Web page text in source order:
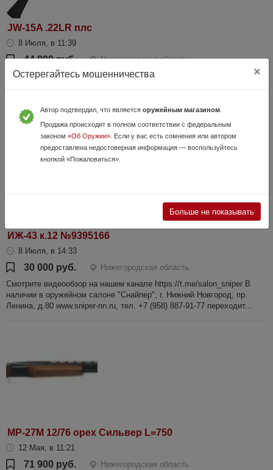
JW-15A .22LR плс
8 Июля, в 11:39
44 990 руб.
Нижегородская область
Norinco - китайская компания с широким комплексом производств в
Наличие предохранит...
ИЖ-43 к.12 №9395166
8 Июля, в 14:33
30 000 руб.
Нижегородская область
Смотрите видеообзор на нашем канале https://t.me/salon_sniper В
наличии в оружейном салоне "Снайпер", г. Нижний Новгород, пр.
Ленина, д.80 www.sniper-nn.ru, тел. +7 (958) 887-91-77 переходит...
МР-27М 12/76 орех Сильвер L=750
12 Мая, в 11:21
71 900 руб.
Нижегородская область
Остерегайтесь мошенничества ×
Автор подтвердил, что является оружейным магазином.
Продажа происходит в полном соответствии с федеральным
законом «Об Оружии». Если у вас есть сомнения или автором
предоставлена недостоверная информация — воспользуйтесь
кнопкой «Пожаловаться».
Больше не показывать